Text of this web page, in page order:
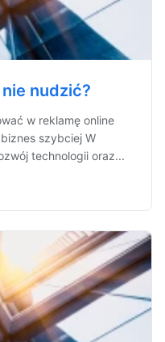
nudzić?
w reklamę online
szybciej W
technologii oraz...